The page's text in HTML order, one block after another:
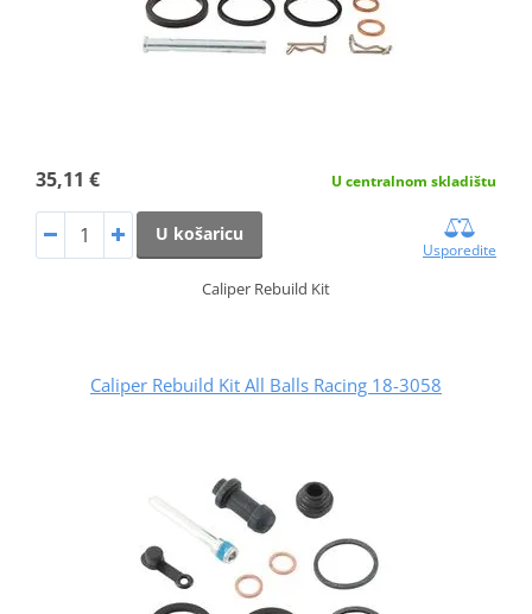
35,11 € U centralnom skladištu
U košaricu
Usporedite
Caliper Rebuild Kit
Caliper Rebuild Kit All Balls Racing 18-3058